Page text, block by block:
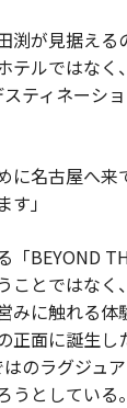
渕が見据え
テルではな
ティネーシ
に名古屋へ
」
「BEYOND
ことではなく
みに触れる体
正面に誕生し
のラグジュ
うとしている。